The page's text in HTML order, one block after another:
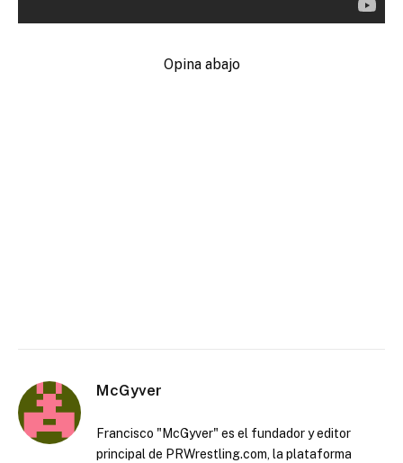
Opina abajo
McGyver
Francisco "McGyver" es el fundador y editor
principal de PRWrestling.com, la plataforma